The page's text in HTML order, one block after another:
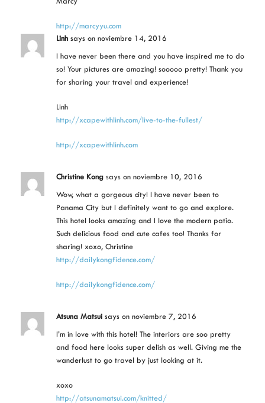
http://marcyyu.com
Linh says on noviembre 14, 2016
I have never been there and you have inspired me to do
so! Your pictures are amazing! sooooo pretty! Thank you
for sharing your travel and experience!
Linh
http://xcapewithlinh.com/live-to-the-fullest/
http://xcapewithlinh.com
Christine Kong says on noviembre 10, 2016
Wow, what a gorgeous city! I have never been to
Panama City but I definitely want to go and explore.
This hotel looks amazing and I love the modern patio.
Such delicious food and cute cafes too! Thanks for
sharing! xoxo, Christine
http://dailykongfidence.com/
http://dailykongfidence.com/
Atsuna Matsui says on noviembre 7, 2016
I’m in love with this hotel! The interiors are soo pretty
and food here looks super delish as well. Giving me the
wanderlust to go travel by just looking at it.
xoxo
http://atsunamatsui.com/knitted/